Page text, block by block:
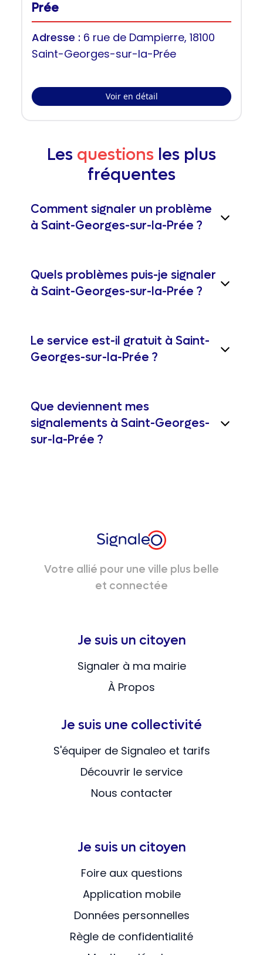
Prée
Adresse : 6 rue de Dampierre, 18100
Saint-Georges-sur-la-Prée
Voir en détail
Les questions les plus
fréquentes
Comment signaler un problème
à Saint-Georges-sur-la-Prée ?
Quels problèmes puis-je signaler
à Saint-Georges-sur-la-Prée ?
Le service est-il gratuit à Saint-
Georges-sur-la-Prée ?
Que deviennent mes
signalements à Saint-Georges-
sur-la-Prée ?
Votre allié pour une ville plus belle
et connectée
Je suis un citoyen
Signaler à ma mairie
À Propos
Je suis une collectivité
S'équiper de Signaleo et tarifs
Découvrir le service
Nous contacter
Je suis un citoyen
Foire aux questions
Application mobile
Données personnelles
Règle de confidentialité